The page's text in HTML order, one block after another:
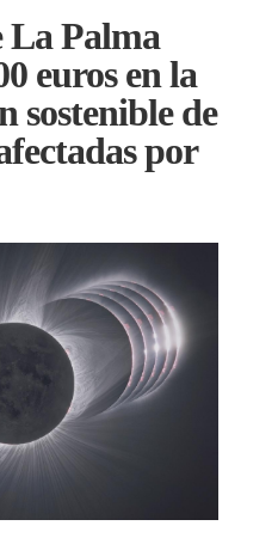
La Palma
euros en la
sostenible de
por